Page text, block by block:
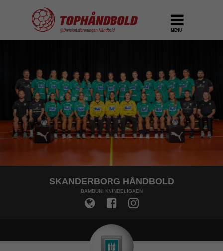
MENU
SKANDERBORG HÅNDBOLD
BAMBUNI KVINDELIGAEN